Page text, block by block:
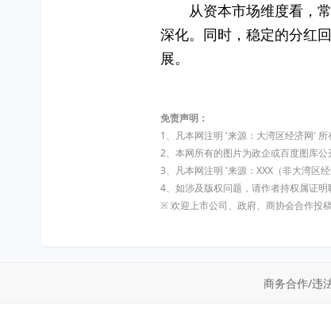
从资本市场维度看，
深化。同时，稳定的分红
展。
免责声明：
1、凡本网注明 '来源：大湾区经济网'
2、本网所有的图片为政企或百度图库
3、凡本网注明 '来源：XXX（非大湾区
4、如涉及版权问题，请作者持权属证明
※ 欢迎上市公司、政府、商协会合作投
商务合作/违